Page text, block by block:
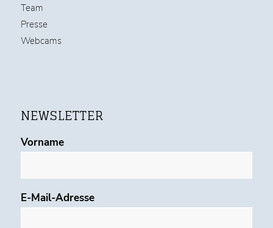
Team
Presse
Webcams
NEWSLETTER
Vorname
E-Mail-Adresse